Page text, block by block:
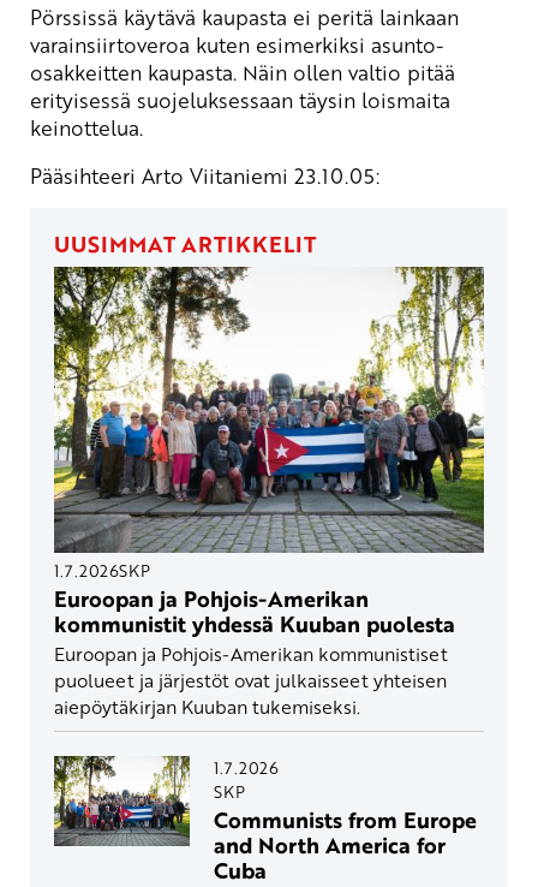
Pörssissä käytävä kaupasta ei peritä lainkaan
varainsiirtoveroa kuten esimerkiksi asunto-
osakkeitten kaupasta. Näin ollen valtio pitää
erityisessä suojeluksessaan täysin loismaita
keinottelua.
Pääsihteeri Arto Viitaniemi 23.10.05:
UUSIMMAT ARTIKKELIT
1.7.2026SKP
Euroopan ja Pohjois-Amerikan
kommunistit yhdessä Kuuban puolesta
Euroopan ja Pohjois-Amerikan kommunistiset
puolueet ja järjestöt ovat julkaisseet yhteisen
aiepöytäkirjan Kuuban tukemiseksi.
1.7.2026
SKP
Communists from Europe
and North America for
Cuba